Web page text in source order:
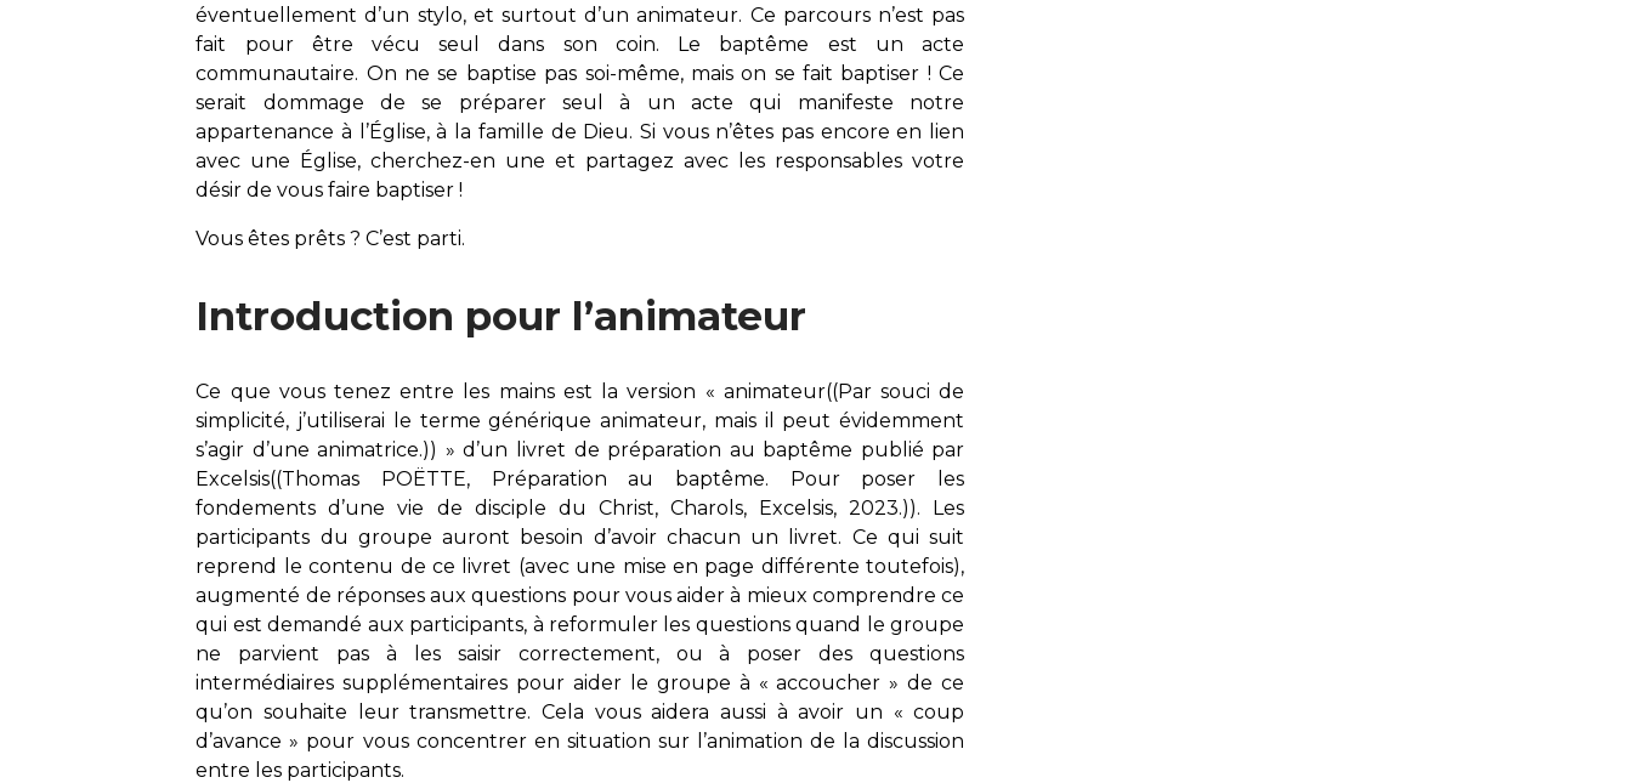
éventuellement d’un stylo, et surtout d’un animateur. Ce parcours n’est pas
fait pour être vécu seul dans son coin. Le baptême est un acte
communautaire. On ne se baptise pas soi-même, mais on se fait baptiser ! Ce
serait dommage de se préparer seul à un acte qui manifeste notre
appartenance à l’Église, à la famille de Dieu. Si vous n’êtes pas encore en lien
avec une Église, cherchez-en une et partagez avec les responsables votre
désir de vous faire baptiser !
Vous êtes prêts ? C’est parti.
Introduction pour l’animateur
Ce que vous tenez entre les mains est la version « animateur((Par souci de
simplicité, j’utiliserai le terme générique animateur, mais il peut évidemment
s’agir d’une animatrice.)) » d’un livret de préparation au baptême publié par
Excelsis((Thomas POËTTE, Préparation au baptême. Pour poser les
fondements d’une vie de disciple du Christ, Charols, Excelsis, 2023.)). Les
participants du groupe auront besoin d’avoir chacun un livret. Ce qui suit
reprend le contenu de ce livret (avec une mise en page différente toutefois),
augmenté de réponses aux questions pour vous aider à mieux comprendre ce
qui est demandé aux participants, à reformuler les questions quand le groupe
ne parvient pas à les saisir correctement, ou à poser des questions
intermédiaires supplémentaires pour aider le groupe à « accoucher » de ce
qu’on souhaite leur transmettre. Cela vous aidera aussi à avoir un « coup
d’avance » pour vous concentrer en situation sur l’animation de la discussion
entre les participants.